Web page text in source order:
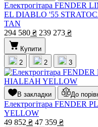
Електрогітара FENDER
EL DIABLO '55
TAN
294 580 ₴ 239 273 ₴
Купити
2
2 3
В закладки До
Електрогітара FENDER
YELLOW
49 852 ₴ 47 359 ₴